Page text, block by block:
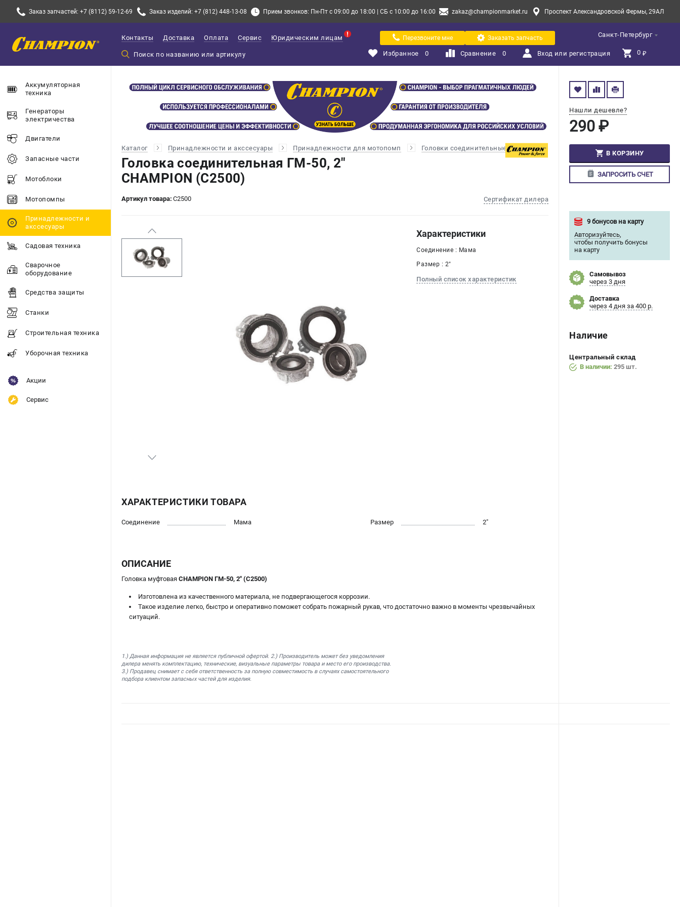
Заказ запчастей: +7 (8112) 59-12-69 Заказ изделий: +7 (812) 448-13-08 Прием звонков: Пн-Пт с 09:00 до 18:00 | СБ с 10:00 до 16:00 zakaz@championmarket.ru Проспект Александровской Фермы, 29АЛ
Санкт-Петербург
Контакты Доставка Оплата Сервис Юридическим лицам Перезвоните мне Заказать запчасть
Избранное 0 Сравнение 0 Вход или регистрация 0 ₽
Аккумуляторная
техника
Генераторы
электричества
Двигатели
Запасные части
Мотоблоки
Мотопомпы
Принадлежности и
акссесуары
Садовая техника
Сварочное
оборудование
Средства защиты
Станки
Строительная техника
Уборочная техника
Акции
Сервис
Каталог Принадлежности и акссесуары Принадлежности для мотопомп Головки соединительные
Головка соединительная ГМ-50, 2"
CHAMPION (C2500)
Артикул товара: C2500 Сертификат дилера
Нашли дешевле?
290 ₽
В КОРЗИНУ
ЗАПРОСИТЬ СЧЕТ
9 бонусов на карту
Авторизуйтесь,
чтобы получить бонусы
на карту
Самовывоз
через 3 дня
Доставка
через 4 дня за 400 р.
Наличие
Центральный склад
В наличии: 295 шт.
Характеристики
Соединение : Мама
Размер : 2"
Полный список характеристик
ХАРАКТЕРИСТИКИ ТОВАРА
Соединение Мама Размер 2"
ОПИСАНИЕ
Головка муфтовая CHAMPION ГМ-50, 2" (C2500)
Изготовлена из качественного матeриала, не подвергающегося коррозии.
Такое изделие легко, быстро и оперативно поможет собрать пожарный рукав, что достаточно важно в моменты чрезвычайных
ситуаций.
1.) Данная информация не является публичной офертой. 2.) Производитель может без уведомления
дилера менять комплектацию, технические, визуальные параметры товара и место его производства.
3.) Продавец снимает с себя ответственность за полную совместимость в случаях самостоятельного
подбора клиентом запасных частей для изделия.